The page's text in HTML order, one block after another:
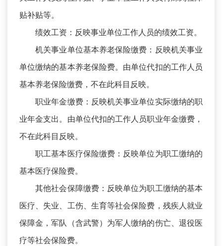
贴补贴等。
绩效工资：反映事业单位工作人员的绩效工资。
机关事业单位基本养老保险缴费：反映机关事业
单位缴纳的基本养老保险费。由单位代扣的工作人员
基本养老保险缴费，不在此科目反映。
职业年金缴费：反映机关事业单位实际缴纳的职
业年金支出。由单位代扣的工作人员职业年金缴费，
不在此科目反映。
职工基本医疗保险缴费：反映单位为职工缴纳的
基本医疗保险费。
其他社会保障缴费：反映单位为职工缴纳的基本
医疗、失业、工伤、生育等社会保险费，残疾人就业
保障金，军队（含武警）为军人缴纳的伤亡、退役医
疗等社会保险费。